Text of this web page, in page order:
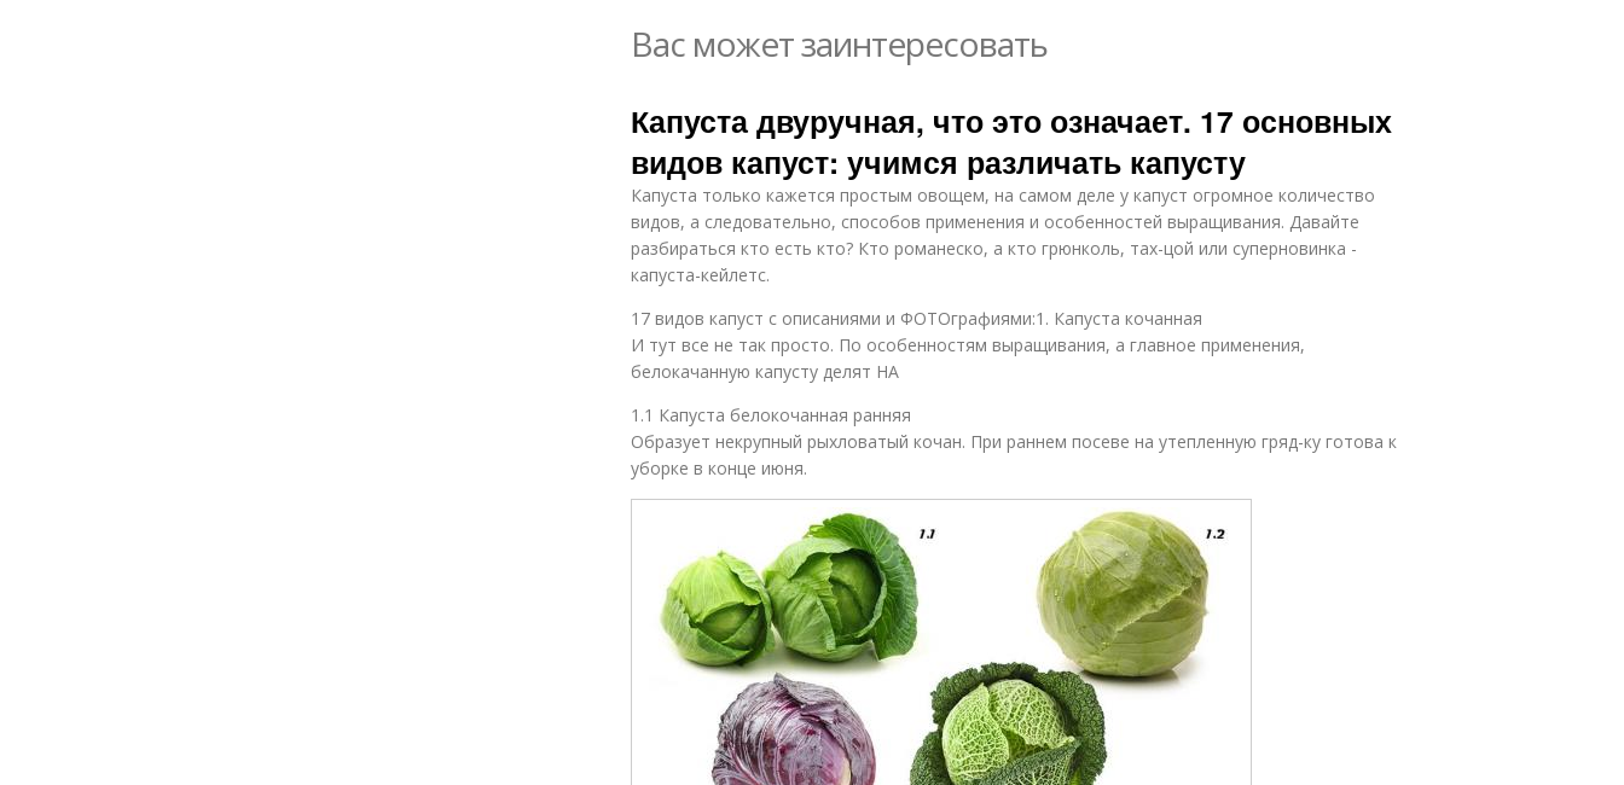
Вас может заинтересовать
Капуста двуручная, что это означает. 17 основных
видов капуст: учимся различать капусту
Капуста только кажется простым овощем, на самом деле у капуст огромное количество
видов, а следовательно, способов применения и особенностей выращивания. Давайте
разбираться кто есть кто? Кто романеско, а кто грюнколь, тах-цой или суперновинка -
капуста-кейлетс.
17 видов капуст с описаниями и ФОТОграфиями:1. Капуста кочанная
И тут все не так просто. По особенностям выращивания, а главное применения,
белокачанную капусту делят НА
1.1 Капуста белокочанная ранняя
Образует некрупный рыхловатый кочан. При раннем посеве на утепленную гряд-ку готова к
уборке в конце июня.